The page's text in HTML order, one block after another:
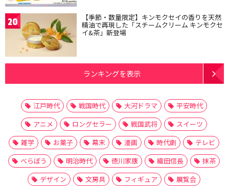
20 【季節・数量限定】キンモクセイの香りを天然
精油で再現した「スチームクリーム キンモクセ
イ&茶」新登場
ランキングを表示
江戸時代 戦国時代 大河ドラマ
平安時代
アニメ
ロングセラー 戦国武将
スイーツ
雑学
お菓子 幕末 漫画 時代劇
テレビ
べらぼう
明治時代 徳川家康 織田信長
抹茶
デザイン
文房具 フィギュア
展覧会